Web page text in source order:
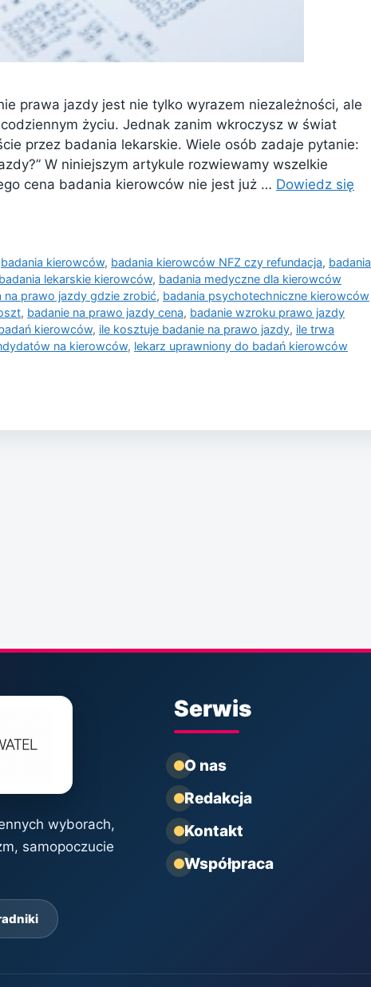
prawa jazdy jest nie tylko wyrazem niezależności, ale
życiu. Jednak zanim wkroczysz w świat
przez badania lekarskie. Wiele osób zadaje pytanie:
W niniejszym artykule rozwiewamy wszelkie
cena badania kierowców nie jest już … Dowiedz się
badania kierowców, badania kierowców NFZ czy refundacja, badania
badania lekarskie kierowców, badania medyczne dla kierowców
na prawo jazdy gdzie zrobić, badania psychotechniczne kierowców
, badanie na prawo jazdy cena, badanie wzroku prawo jazdy
kierowców, ile kosztuje badanie na prawo jazdy, ile trwa
na kierowców, lekarz uprawniony do badań kierowców
wyborach,
samopoczucie
Serwis
O nas
Redakcja
Kontakt
Współpraca